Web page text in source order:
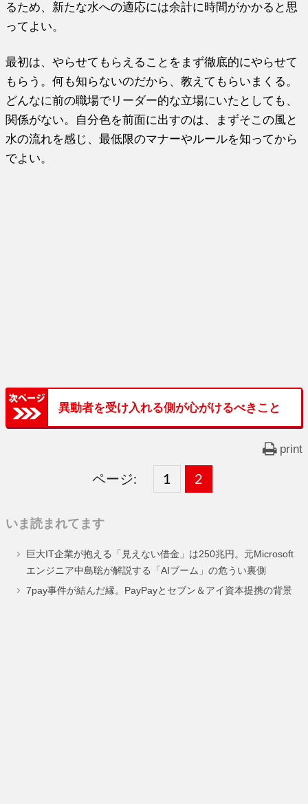
るため、新たな水への適応には余計に時間がかかると思
ってよい。
最初は、やらせてもらえることをまず徹底的にやらせて
もらう。何も知らないのだから、教えてもらいまくる。
どんなに前の職場でリーダー的な立場にいたとしても、
関係がない。自分色を前面に出すのは、まずそこの風と
水の流れを感じ、最低限のマナーやルールを知ってから
でよい。
異動者を受け入れる側が心がけるべきこと
print
ページ:
固
ー
ジ
1 ,
固
ー
ジ
2
いま読まれてます
巨大IT企業が抱える「見えない借金」は250兆円。元Microsoft
エンジニア中島聡が解説する「AIブーム」の危うい裏側
7pay事件が結んだ縁。PayPayとセブン＆アイ資本提携の背景